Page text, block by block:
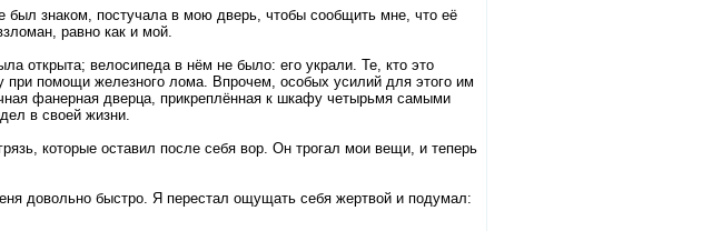
был знаком, постучала в мою дверь, чтобы сообщить мне, что её
равно как и мой.
открыта; велосипеда в нём не было: его украли. Те, кто это
при помощи железного лома. Впрочем, особых усилий для этого им
фанерная дверца, прикреплённая к шкафу четырьмя самыми
в своей жизни.
которые оставил после себя вор. Он трогал мои вещи, и теперь
довольно быстро. Я перестал ощущать себя жертвой и подумал: